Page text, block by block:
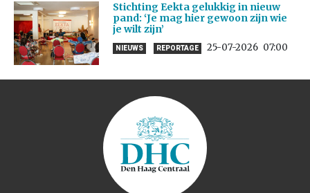
Stichting Eekta gelukkig in nieuw
pand: ‘Je mag hier gewoon zijn wie
je wilt zijn’
NIEUWS REPORTAGE 25-07-2026 07:00